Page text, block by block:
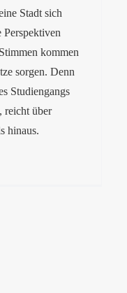
Stadt sich
kommen
sorgen. Denn
Studiengangs
reicht über
hinaus.